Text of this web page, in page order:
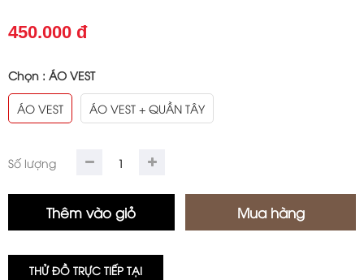
450.000 đ
Chọn : ÁO VEST
ÁO VEST ÁO VEST + QUẦN TÂY
Số lượng
THỬ ĐỒ TRỰC TIẾP TẠI